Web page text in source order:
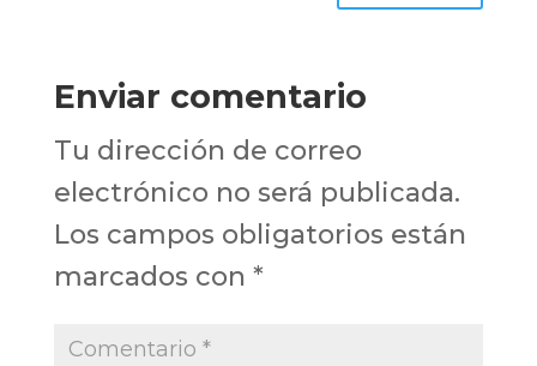
Enviar comentario
Tu dirección de correo
electrónico no será publicada.
Los campos obligatorios están
marcados con *